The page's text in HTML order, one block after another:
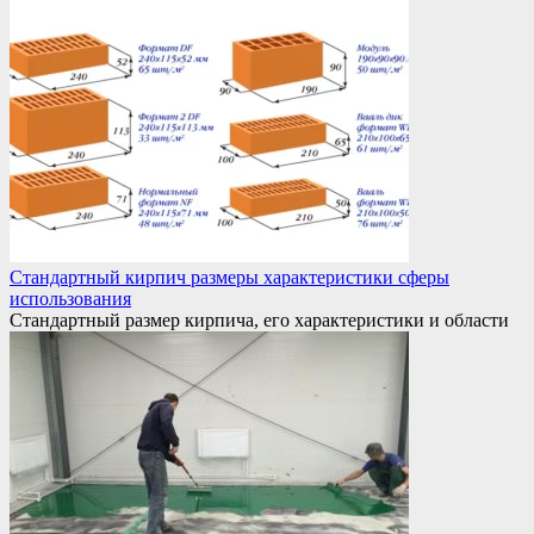
Стандартный кирпич размеры характеристики сферы
использования
Стандартный размер кирпича, его характеристики и области